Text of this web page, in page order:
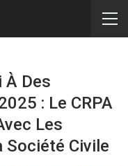
À Des
: Le CRPA
Les
Société Civile